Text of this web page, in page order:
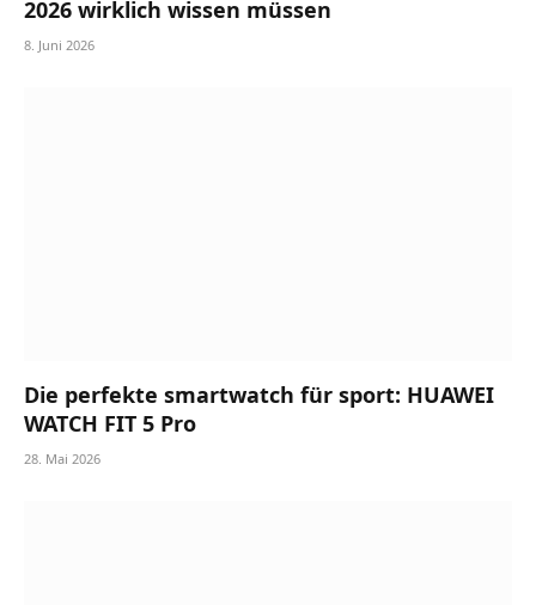
2026 wirklich wissen müssen
8. Juni 2026
Die perfekte smartwatch für sport: HUAWEI
WATCH FIT 5 Pro
28. Mai 2026